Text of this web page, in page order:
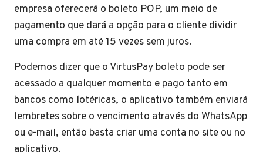
empresa oferecerá o boleto POP, um meio de
pagamento que dará a opção para o cliente dividir
uma compra em até 15 vezes sem juros.
Podemos dizer que o VirtusPay boleto pode ser
acessado a qualquer momento e pago tanto em
bancos como lotéricas, o aplicativo também enviará
lembretes sobre o vencimento através do WhatsApp
ou e-mail, então basta criar uma conta no site ou no